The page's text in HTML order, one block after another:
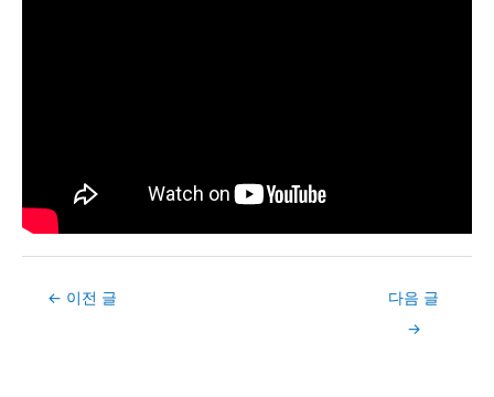
Post← 이전 글
다음 글
→